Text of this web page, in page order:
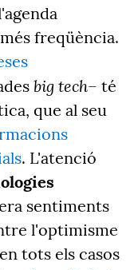
freqüència.
big tech– té
que al seu
. L'atenció
sentiments
l'optimisme
tots els casos